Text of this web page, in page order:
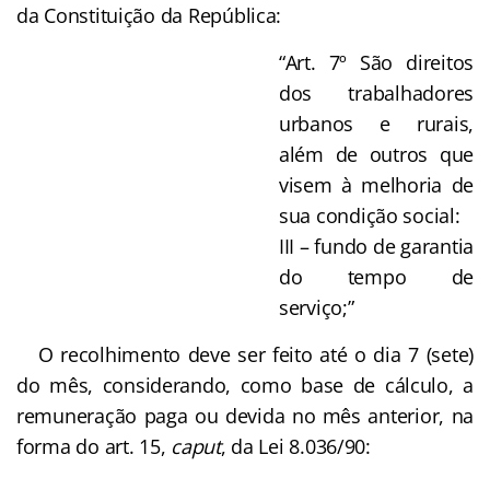
da Constituição da República:
“Art. 7º São direitos
dos trabalhadores
urbanos e rurais,
além de outros que
visem à melhoria de
sua condição social:
III – fundo de garantia
do tempo de
serviço;”
O recolhimento deve ser feito até o dia 7 (sete)
do mês, considerando, como base de cálculo, a
remuneração paga ou devida no mês anterior, na
forma do art. 15, caput, da Lei 8.036/90: